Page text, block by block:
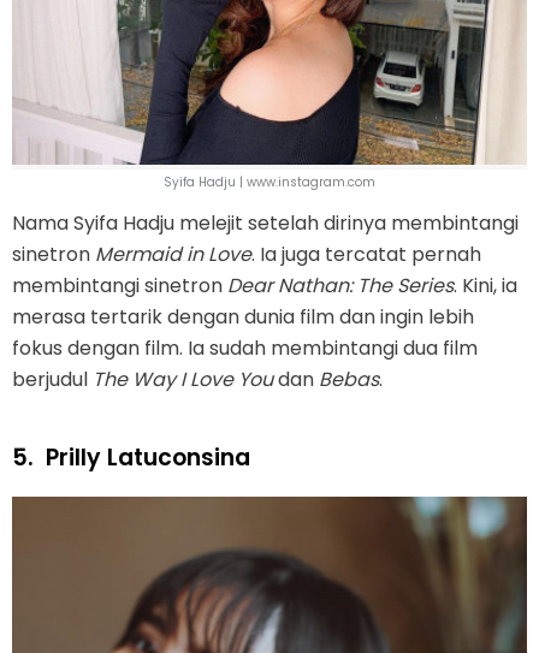
Syifa Hadju | www.instagram.com
Nama Syifa Hadju melejit setelah dirinya membintangi
sinetron Mermaid in Love. Ia juga tercatat pernah
membintangi sinetron Dear Nathan: The Series. Kini, ia
merasa tertarik dengan dunia film dan ingin lebih
fokus dengan film. Ia sudah membintangi dua film
berjudul The Way I Love Youdan Bebas.
5. Prilly Latuconsina